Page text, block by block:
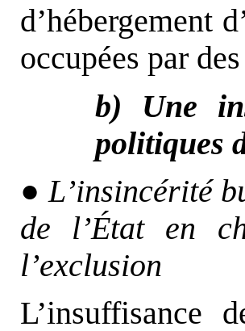
d’hébergement
occupées par
b) Une
politiques
● L’insincérité
de l’État en
l’exclusion
L’insuffisance